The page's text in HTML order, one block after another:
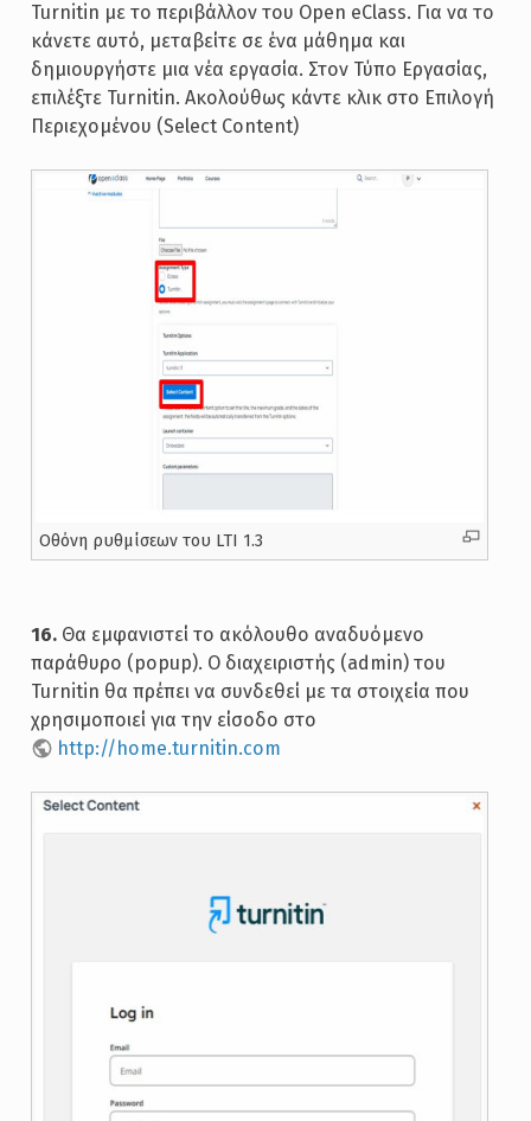
Turnitin με το περιβάλλον του Open eClass. Για να το
κάνετε αυτό, μεταβείτε σε ένα μάθημα και
δημιουργήστε μια νέα εργασία. Στον Τύπο Εργασίας,
επιλέξτε Turnitin. Ακολούθως κάντε κλικ στο Επιλογή
Περιεχομένου (Select Content)
Oθόνη ρυθμίσεων του LTI 1.3
16.Θα εμφανιστεί το ακόλουθο αναδυόμενο
παράθυρο (popup). Ο διαχειριστής (admin) του
Turnitin θα πρέπει να συνδεθεί με τα στοιχεία που
χρησιμοποιεί για την είσοδο στο
http://home.turnitin.com